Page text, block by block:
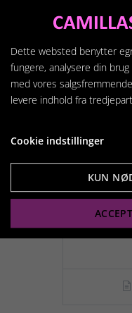
Exo
Dette websted benytter
fungere, analysere din
med vores
levere indhold fra
Cookie indstillinger
KUN